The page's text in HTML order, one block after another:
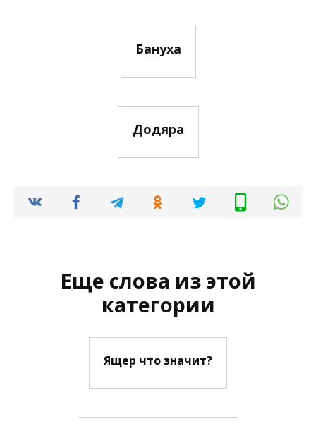
Бануха
Додяра
Еще слова из этой
категории
Ящер что значит?